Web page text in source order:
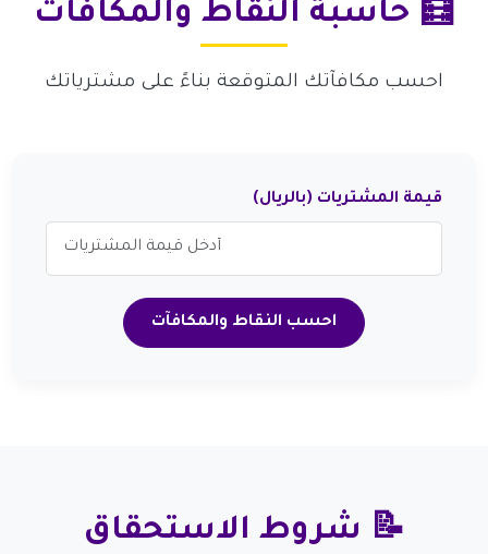
🧮 حاسبة النقاط والمكافآت
احسب مكافآتك المتوقعة بناءً على مشترياتك
قيمة المشتريات (بالريال)
احسب النقاط والمكافآت
📝 شروط الاستحقاق